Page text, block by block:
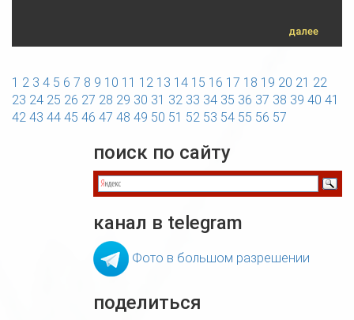
далее
1 2 3 4 5 6 7 8 9 10 11 12 13 14 15 16 17 18 19 20 21 22
23 24 25 26 27 28 29 30 31 32 33 34 35 36 37 38 39 40 41
42 43 44 45 46 47 48 49 50 51 52 53 54 55 56 57
поиск по сайту
канал в telegram
Фото в большом разрешении
поделиться